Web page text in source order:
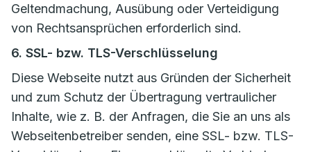
Geltendmachung, Ausübung oder Verteidigung
von Rechtsansprüchen erforderlich sind.
6. SSL- bzw. TLS-Verschlüsselung
Diese Webseite nutzt aus Gründen der Sicherheit
und zum Schutz der Übertragung vertraulicher
Inhalte, wie z. B. der Anfragen, die Sie an uns als
Webseitenbetreiber senden, eine SSL- bzw. TLS-